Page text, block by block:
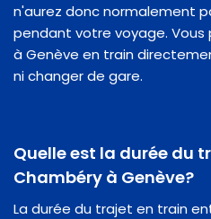
n'aurez donc normalement
pendant votre voyage. Vous
à Genève en train
ni changer de gare.
Quelle est la durée du
Chambéry à Genève?
La durée du trajet en train